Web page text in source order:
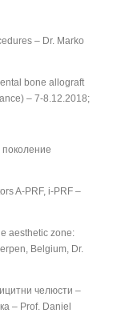
– Dr. Marko
bone allograft
– 7-8.12.2018;
поколение
A-PRF, i-PRF –
aesthetic zone:
Belgium, Dr.
челюсти –
– Prof. Daniel